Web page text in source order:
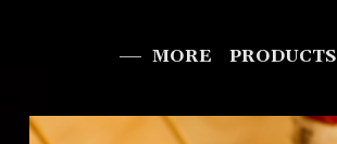
MORE PRODUCTS